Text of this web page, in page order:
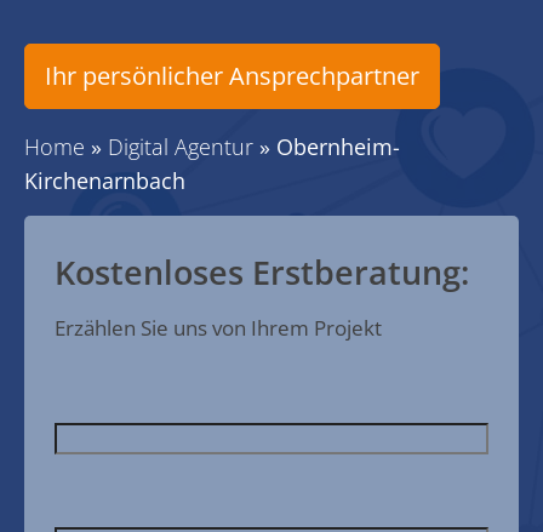
Ihr persönlicher Ansprechpartner
Home » Digital Agentur » Obernheim-
Kirchenarnbach
Kostenloses Erstberatung:
Erzählen Sie uns von Ihrem Projekt